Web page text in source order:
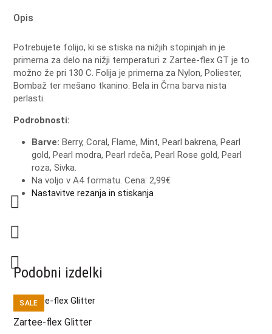
Opis
Potrebujete folijo, ki se stiska na nižjih stopinjah in je
primerna za delo na nižji temperaturi z Zartee-flex GT je to
možno že pri 130 C. Folija je primerna za Nylon, Poliester,
Bombaž ter mešano tkanino. Bela in Črna barva nista
perlasti.
Podrobnosti:
Barve: Berry, Coral, Flame, Mint, Pearl bakrena, Pearl
gold, Pearl modra, Pearl rdeča, Pearl Rose gold, Pearl
roza, Sivka.
Na voljo v A4 formatu. Cena: 2,99€
Nastavitve rezanja in stiskanja
Podobni izdelki
SALE
Zartee-flex Glitter